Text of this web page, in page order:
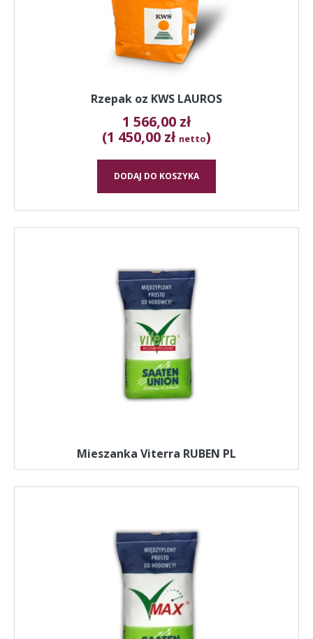
Rzepak oz KWS LAUROS
1 566,00 zł
(1 450,00 zł netto)
DODAJ DO KOSZYKA
Mieszanka Viterra RUBEN PL